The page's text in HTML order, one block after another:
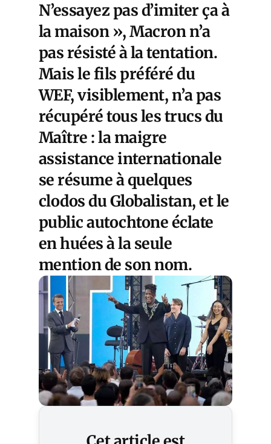
N’essayez pas d’imiter ça à
la maison », Macron n’a
pas résisté à la tentation.
Mais le fils préféré du
WEF, visiblement, n’a pas
récupéré tous les trucs du
Maître : la maigre
assistance internationale
se résume à quelques
clodos du Globalistan, et le
public autochtone éclate
en huées à la seule
mention de son nom.